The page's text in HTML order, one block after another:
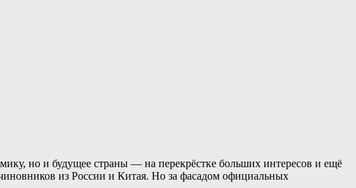
но и будущее страны — на перекрёстке больших интересов и ещё
из России и Китая. Но за фасадом официальных